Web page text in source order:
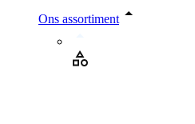
Ons assortiment